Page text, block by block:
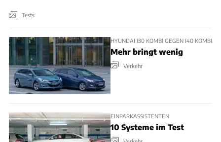
Tests
HYUNDAI I30 KOMBI GEGEN I40 KOMBI
Mehr bringt wenig
Verkehr
EINPARKASSISTENTEN
10 Systeme im Test